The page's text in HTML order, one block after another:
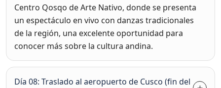
Centro Qosqo de Arte Nativo, donde se presenta
un espectáculo en vivo con danzas tradicionales
de la región, una excelente oportunidad para
conocer más sobre la cultura andina.
Día 08: Traslado al aeropuerto de Cusco (fin del